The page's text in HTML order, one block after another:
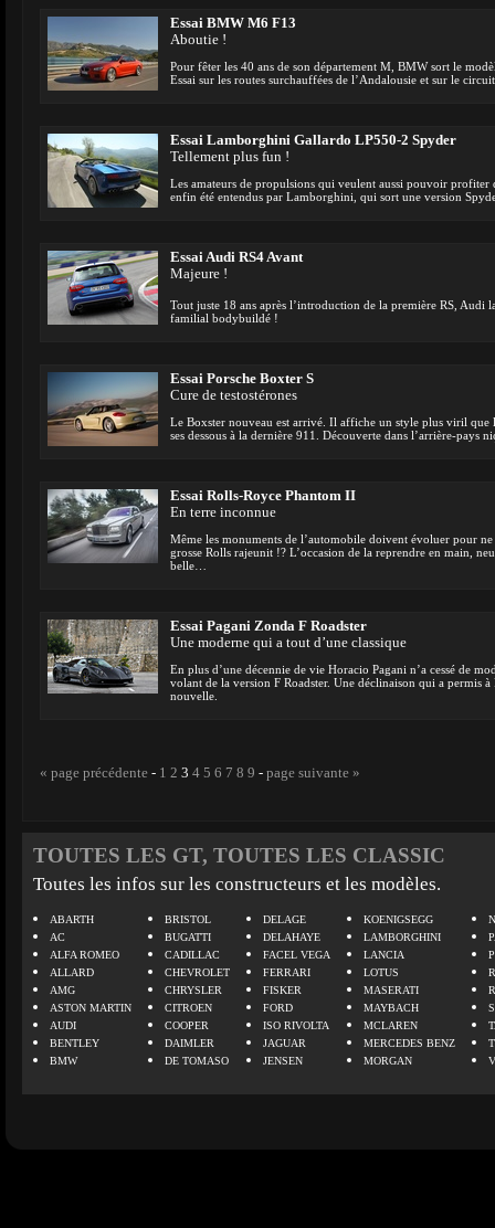
Essai BMW M6 F13
Aboutie !
Pour fêter les 40 ans de son département M, BMW sort le
Essai sur les routes surchauffées de l’Andalousie et sur le
Essai Lamborghini Gallardo LP550-2 Spyder
Tellement plus fun !
Les amateurs de propulsions qui veulent aussi pouvoir
enfin été entendus par Lamborghini, qui sort une version
Essai Audi RS4 Avant
Majeure !
Tout juste 18 ans après l’introduction de la première RS, Audi
familial bodybuildé !
Essai Porsche Boxter S
Cure de testostérones
Le Boxster nouveau est arrivé. Il affiche un style plus viril que
ses dessous à la dernière 911. Découverte dans l’arrière-pays
Essai Rolls-Royce Phantom II
En terre inconnue
Même les monuments de l’automobile doivent évoluer pour ne
grosse Rolls rajeunit !? L’occasion de la reprendre en main,
belle…
Essai Pagani Zonda F Roadster
Une moderne qui a tout d’une classique
En plus d’une décennie de vie Horacio Pagani n’a cessé de
volant de la version F Roadster. Une déclinaison qui a permis à
nouvelle.
« page précédente - 1 2 3 4 5 6 7 8 9 - page suivante »
TOUTES LES GT, TOUTES LES CLASSIC
Toutes les infos sur les constructeurs et les modèles.
ABARTH
AC
ALFA ROMEO
ALLARD
AMG
ASTON MARTIN
AUDI
BENTLEY
BMW
BRISTOL
BUGATTI
CADILLAC
CHEVROLET
CHRYSLER
CITROEN
COOPER
DAIMLER
DE TOMASO
DELAGE
DELAHAYE
FACEL VEGA
FERRARI
FISKER
FORD
ISO RIVOLTA
JAGUAR
JENSEN
KOENIGSEGG
LAMBORGHINI
LANCIA
LOTUS
MASERATI
MAYBACH
MCLAREN
MERCEDES BENZ
MORGAN